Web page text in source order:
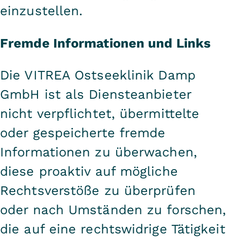
einzustellen.
Fremde Informationen und Links
Die VITREA Ostseeklinik Damp
GmbH ist als Diensteanbieter
nicht verpflichtet, übermittelte
oder gespeicherte fremde
Informationen zu überwachen,
diese proaktiv auf mögliche
Rechtsverstöße zu überprüfen
oder nach Umständen zu forschen,
die auf eine rechtswidrige Tätigkeit